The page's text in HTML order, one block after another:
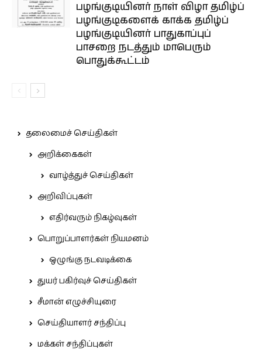
பழங்குடியினர் நாள் விழா தமிழ்ப்
பழங்குடிகளைக் காக்க தமிழ்ப்
பழங்குடியினர் பாதுகாப்புப்
பாசறை நடத்தும் மாபெரும்
பொதுக்கூட்டம்
தலைமைச் செய்திகள்
அறிக்கைகள்
வாழ்த்துச் செய்திகள்
அறிவிப்புகள்
எதிர்வரும் நிகழ்வுகள்
பொறுப்பாளர்கள் நியமனம்
ஒழுங்கு நடவடிக்கை
துயர் பகிர்வுச் செய்திகள்
சீமான் எழுச்சியுரை
செய்தியாளர் சந்திப்பு
மக்கள் சந்திப்புகள்